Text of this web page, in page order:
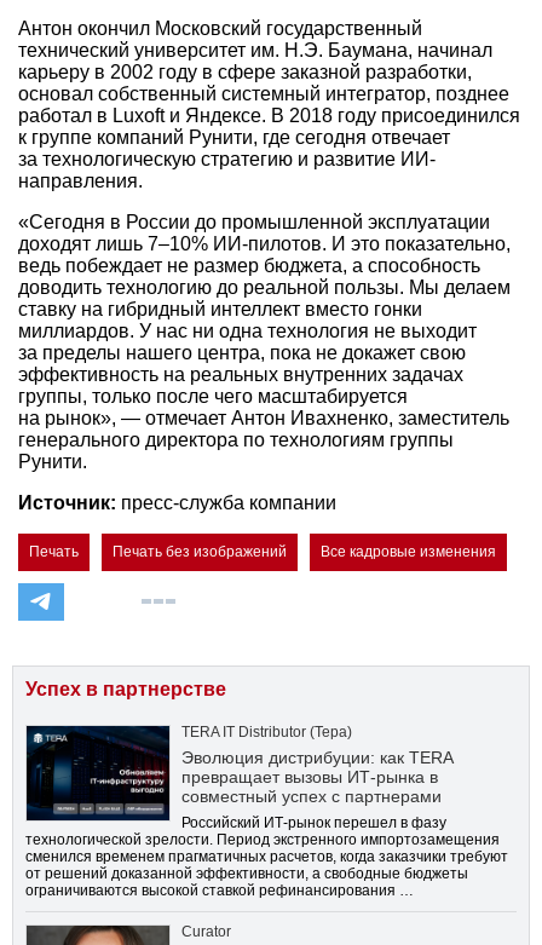
Антон окончил Московский государственный
технический университет им. Н.Э. Баумана, начинал
карьеру в 2002 году в сфере заказной разработки,
основал собственный системный интегратор, позднее
работал в Luxoft и Яндексе. В 2018 году присоединился
к группе компаний Рунити, где сегодня отвечает
за технологическую стратегию и развитие ИИ-
направления.
«Сегодня в России до промышленной эксплуатации
доходят лишь 7–10% ИИ-пилотов. И это показательно,
ведь побеждает не размер бюджета, а способность
доводить технологию до реальной пользы. Мы делаем
ставку на гибридный интеллект вместо гонки
миллиардов. У нас ни одна технология не выходит
за пределы нашего центра, пока не докажет свою
эффективность на реальных внутренних задачах
группы, только после чего масштабируется
на рынок», — отмечает Антон Ивахненко, заместитель
генерального директора по технологиям группы
Рунити.
Источник: пресс-служба компании
Печать Печать без изображений Все кадровые изменения
Успех в партнерстве
TERA IT Distributor (Тера)
Эволюция дистрибуции: как TERA
превращает вызовы ИТ-рынка в
совместный успех с партнерами
Российский ИТ-рынок перешел в фазу
технологической зрелости. Период экстренного импортозамещения
сменился временем прагматичных расчетов, когда заказчики требуют
от решений доказанной эффективности, а свободные бюджеты
ограничиваются высокой ставкой рефинансирования …
Curator